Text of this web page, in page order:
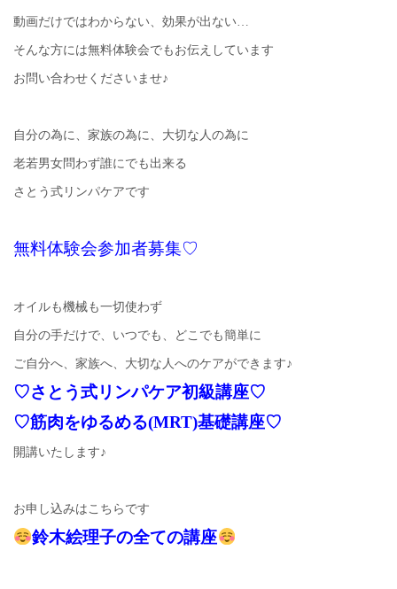
動画だけではわからない、効果が出ない…
そんな方には無料体験会でもお伝えしています
お問い合わせくださいませ♪
自分の為に、家族の為に、大切な人の為に
老若男女問わず誰にでも出来る
さとう式リンパケアです
無料体験会参加者募集♡
オイルも機械も一切使わず
自分の手だけで、いつでも、どこでも簡単に
ご自分へ、家族へ、大切な人へのケアができます♪
♡さとう式リンパケア初級講座♡
♡筋肉をゆるめる(MRT)基礎講座♡
開講いたします♪
お申し込みはこちらです
鈴木絵理子の全ての講座